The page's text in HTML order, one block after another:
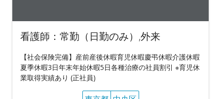
看護師：常勤（日勤のみ）,外来
【社会保険完備】産前産後休暇育児休暇慶弔休暇介護休暇
夏季休暇3日年末年始休暇5日各種治療の社員割引 ※育児休
業取得実績あり (正社員)